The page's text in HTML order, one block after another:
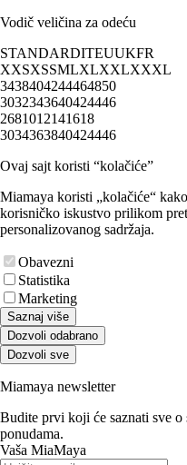
Vodič veličina za odeću
STANDARDITEUUKFR
XXSXSSMLXLXXLXXXL
3438404244464850
3032343640424446
2681012141618
3034363840424446
Ovaj sajt koristi “kolačiće”
Miamaya koristi „kolačiće“
korisničko iskustvo prilikom
personalizovanog sadržaja.
Obavezni
Statistika
Marketing
Saznaj više
Dozvoli odabrano
Dozvoli sve
Miamaya newsletter
Budite prvi koji će saznati sve
ponudama.
Vaša MiaMaya